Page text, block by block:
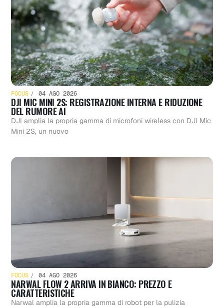
FOCUS 04 AGO 2026
DJI MIC MINI 2S: REGISTRAZIONE INTERNA E RIDUZIONE
DEL RUMORE AI
DJI amplia la propria gamma di microfoni wireless con DJI Mic
Mini 2S, un nuovo
FOCUS 04 AGO 2026
NARWAL FLOW 2 ARRIVA IN BIANCO: PREZZO E
CARATTERISTICHE
Narwal amplia la propria gamma di robot per la pulizia